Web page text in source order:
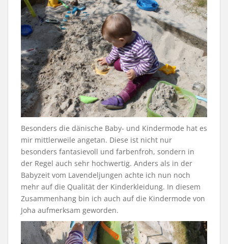
Besonders die dänische Baby- und Kindermode hat es
mir mittlerweile angetan. Diese ist nicht nur
besonders fantasievoll und farbenfroh, sondern in
der Regel auch sehr hochwertig. Anders als in der
Babyzeit vom Lavendeljungen achte ich nun noch
mehr auf die Qualität der Kinderkleidung. In diesem
Zusammenhang bin ich auch auf die Kindermode von
Joha aufmerksam geworden.